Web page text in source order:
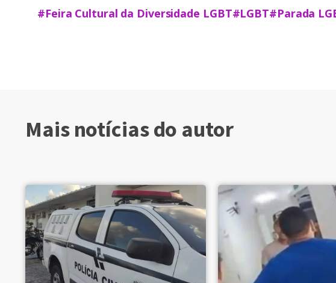
#Feira Cultural da Diversidade LGBT#LGBT#Parada
Mais notícias do autor